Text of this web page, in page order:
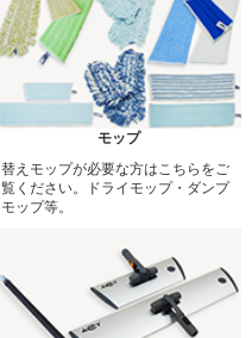
モップ
替えモップが必要な方はこちらをご
覧ください。ドライモップ・ダンプ
モップ等。